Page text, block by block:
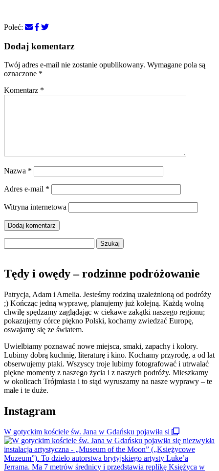
Poleć:
Dodaj komentarz
Twój adres e-mail nie zostanie opublikowany. Wymagane pola są
oznaczone *
Komentarz *
Nazwa *
Adres e-mail *
Witryna internetowa
Tędy i owędy – rodzinne podróżowanie
Patrycja, Adam i Amelia. Jesteśmy rodziną uzależnioną od podróży
;) Kończąc jedną wyprawę, planujemy już kolejną. Każdą wolną
chwilę spędzamy zaglądając w ciekawe zakątki naszego regionu;
pokazujemy córce piękno Polski, kochamy zwiedzać Europę,
oswajamy się ze światem.
Uwielbiamy poznawać nowe miejsca, smaki, zapachy i kolory.
Lubimy dobrą kuchnię, literaturę i kino. Kochamy przyrodę, a od lat
obserwujemy ptaki. Wszyscy troje lubimy fotografować i utrwalać
piękne momenty z naszego życia i z naszych podróży. Mieszkamy
w okolicach Trójmiasta i to stąd wyruszamy na nasze wyprawy – te
małe i te duże.
Instagram
W gotyckim kościele św. Jana w Gdańsku pojawiła si